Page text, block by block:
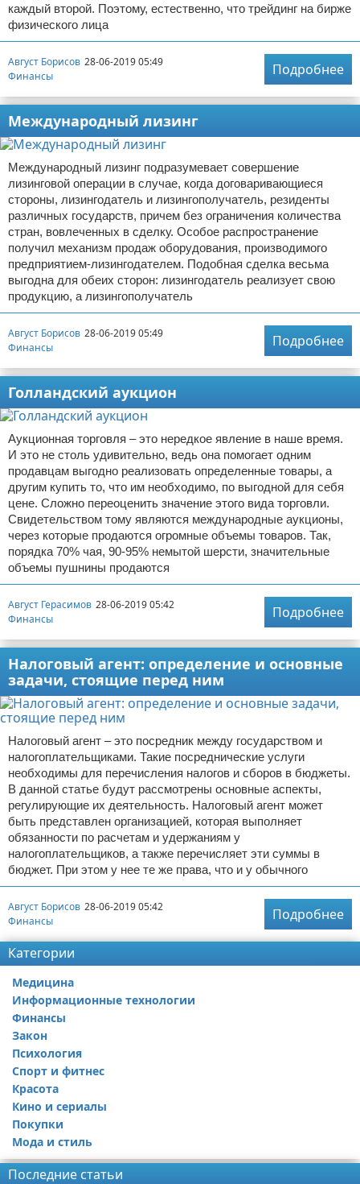
каждый второй. Поэтому, естественно, что трейдинг на бирже
физического лица
Август Борисов 28-06-2019 05:49
Финансы
Подробнее
Международный лизинг
Международный лизинг подразумевает совершение
лизинговой операции в случае, когда договаривающиеся
стороны, лизингодатель и лизингополучатель, резиденты
различных государств, причем без ограничения количества
стран, вовлеченных в сделку. Особое распространение
получил механизм продаж оборудования, производимого
предприятием-лизингодателем. Подобная сделка весьма
выгодна для обеих сторон: лизингодатель реализует свою
продукцию, а лизингополучатель
Август Борисов 28-06-2019 05:49
Финансы
Подробнее
Голландский аукцион
Аукционная торговля – это нередкое явление в наше время.
И это не столь удивительно, ведь она помогает одним
продавцам выгодно реализовать определенные товары, а
другим купить то, что им необходимо, по выгодной для себя
цене. Сложно переоценить значение этого вида торговли.
Свидетельством тому являются международные аукционы,
через которые продаются огромные объемы товаров. Так,
порядка 70% чая, 90-95% немытой шерсти, значительные
объемы пушнины продаются
Август Герасимов 28-06-2019 05:42
Финансы
Подробнее
Налоговый агент: определение и основные
задачи, стоящие перед ним
Налоговый агент – это посредник между государством и
налогоплательщиками. Такие посреднические услуги
необходимы для перечисления налогов и сборов в бюджеты.
В данной статье будут рассмотрены основные аспекты,
регулирующие их деятельность. Налоговый агент может
быть представлен организацией, которая выполняет
обязанности по расчетам и удержаниям у
налогоплательщиков, а также перечисляет эти суммы в
бюджет. При этом у нее те же права, что и у обычного
Август Борисов 28-06-2019 05:42
Финансы
Подробнее
Категории
Медицина
Информационные технологии
Финансы
Закон
Психология
Спорт и фитнес
Красота
Кино и сериалы
Покупки
Мода и стиль
Последние статьи